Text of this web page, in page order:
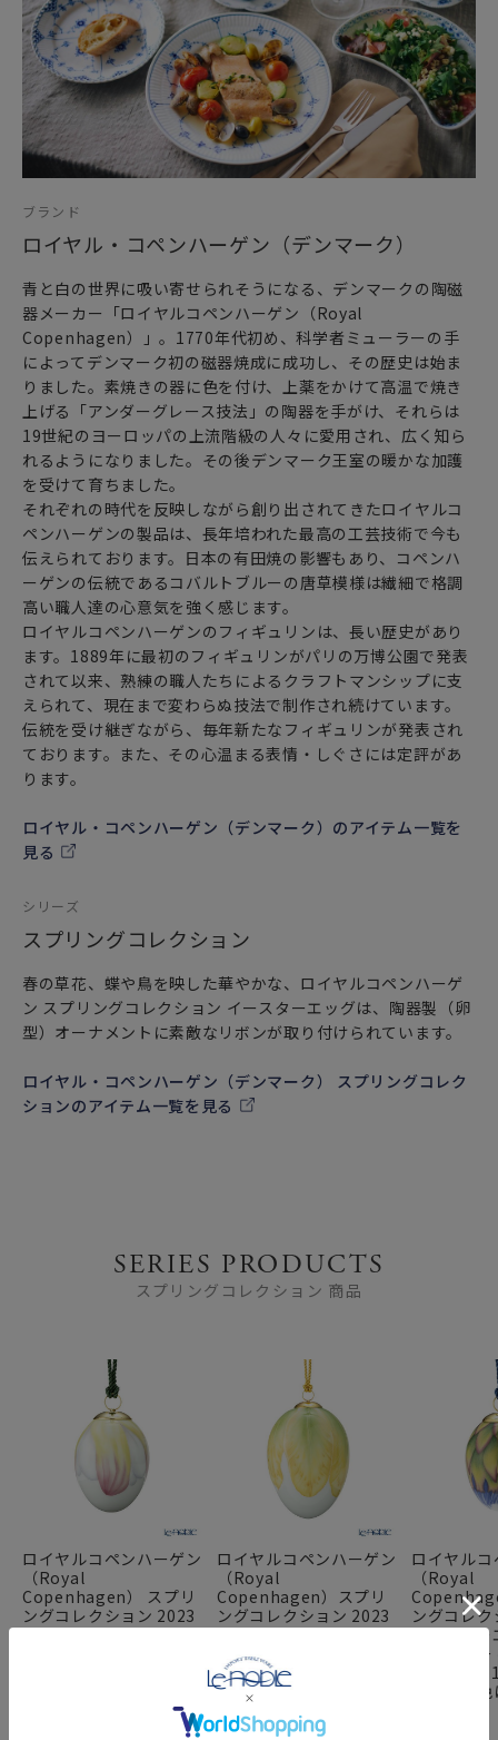
インテリアの装いをイエローやグリーンの春らしい色合いに
変化させます。
再び巡り来る春の芽生えを祝い
バースデーギフトやラッキーチャームとして
また、毎年違う柄が発売されるのでイヤーコレクションアイ
テムとしても楽しめます。
日頃お世話になっている方、大切な方へ
特別な記念日に心を込めた上品な贈り物、お祝いのギフトや
頑張った自分へのご褒美としても最適です。
※画像の紐のお色は一例となります。
色のご指定は承りかねますので、予めご了承くださいませ。
ブランド
ロイヤル・コペンハーゲン（デンマーク）
青と白の世界に吸い寄せられそうになる、デンマークの陶磁
器メーカー「ロイヤルコペンハーゲン（Royal
Copenhagen）」。1770年代初め、科学者ミューラーの手
によってデンマーク初の磁器焼成に成功し、その歴史は始ま
りました。素焼きの器に色を付け、上薬をかけて高温で焼き
上げる「アンダーグレース技法」の陶器を手がけ、それらは
19世紀のヨーロッパの上流階級の人々に愛用され、広く知ら
れるようになりました。その後デンマーク王室の暖かな加護
を受けて育ちました。
それぞれの時代を反映しながら創り出されてきたロイヤルコ
ペンハーゲンの製品は、長年培われた最高の工芸技術で今も
伝えられております。日本の有田焼の影響もあり、コペンハ
ーゲンの伝統であるコバルトブルーの唐草模様は繊細で格調
高い職人達の心意気を強く感じます。
ロイヤルコペンハーゲンのフィギュリンは、長い歴史があり
ます。1889年に最初のフィギュリンがパリの万博公園で発表
されて以来、熟練の職人たちによるクラフトマンシップに支
えられて、現在まで変わらぬ技法で制作され続けています。
伝統を受け継ぎながら、毎年新たなフィギュリンが発表され
ております。また、その心温まる表情・しぐさには定評があ
ります。
ロイヤル・コペンハーゲン（デンマーク）のアイテム一覧を
見る
シリーズ
スプリングコレクション
春の草花、蝶や鳥を映した華やかな、ロイヤルコペンハーゲ
ン スプリングコレクション イースターエッグは、陶器製（卵
型）オーナメントに素敵なリボンが取り付けられています。
ロイヤル・コペンハーゲン（デンマーク） スプリングコレク
ションのアイテム一覧を見る
SERIES PRODUCTS
スプリングコレクション 商品
ロイヤルコペンハーゲン
（Royal
Copenhagen） スプリ
ングコレクション 2023
イースターエッグ ウォ
ロイヤルコペンハーゲン
（Royal
Copenhagen）スプリ
ングコレクション 2023
イースターエッグ ラー
ジ チューリップ H10cm
1252089／1066079 ※
画像の紐のお色は一例※
ロイヤル
（Royal
ングコレ
イースター
ンフラワ
H6cm
の紐のお